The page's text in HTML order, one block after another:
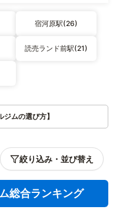
宿河原駅(26)
読売ランド前駅(21)
ムの選び方】
絞り込み・並び替え
総合ランキング